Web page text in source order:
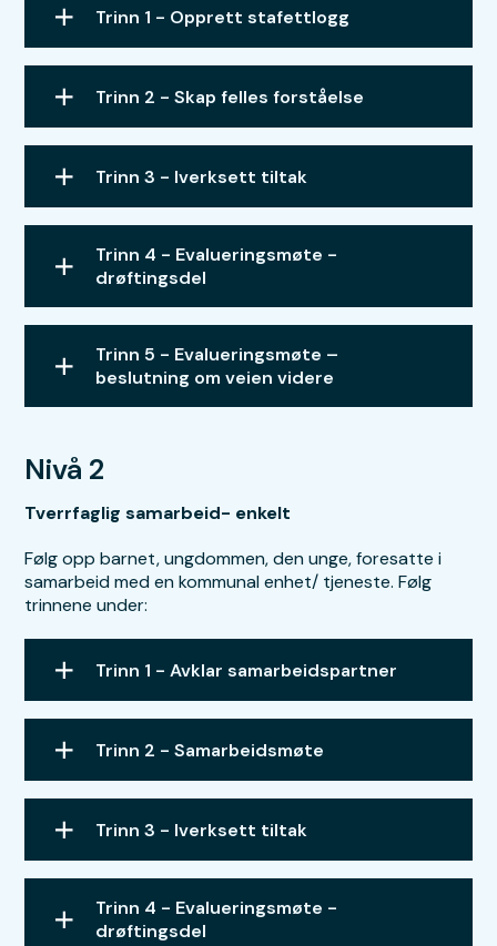
Trinn 1 - Opprett stafettlogg
Trinn 2 - Skap felles forståelse
Trinn 3 - Iverksett tiltak
Trinn 4 - Evalueringsmøte -
drøftingsdel
Trinn 5 - Evalueringsmøte –
beslutning om veien videre
Nivå 2
Tverrfaglig samarbeid- enkelt
Følg opp barnet, ungdommen, den unge, foresatte i
samarbeid med en kommunal enhet/ tjeneste. Følg
trinnene under:
Trinn 1 - Avklar samarbeidspartner
Trinn 2 - Samarbeidsmøte
Trinn 3 - Iverksett tiltak
Trinn 4 - Evalueringsmøte -
drøftingsdel